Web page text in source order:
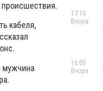
кабеля,
мужчина
17:10
Вчора
16:05
Вчора